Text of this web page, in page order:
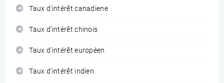
Taux d'intérêt canadiene
Taux d'intérêt chinois
Taux d'intérêt européen
Taux d'intérêt indien